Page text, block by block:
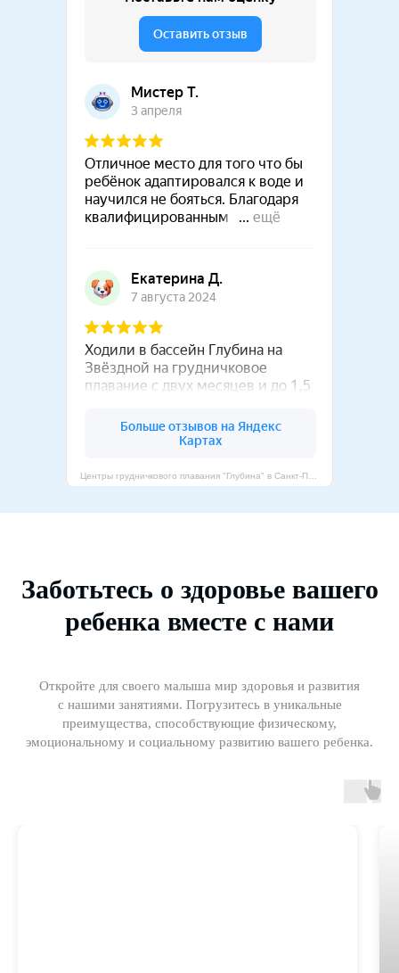
Заботьтесь о здоровье вашего
ребенка вместе с нами
Откройте для своего малыша мир здоровья и развития
с нашими занятиями. Погрузитесь в уникальные
преимущества, способствующие физическому,
эмоциональному и социальному развитию вашего ребенка.